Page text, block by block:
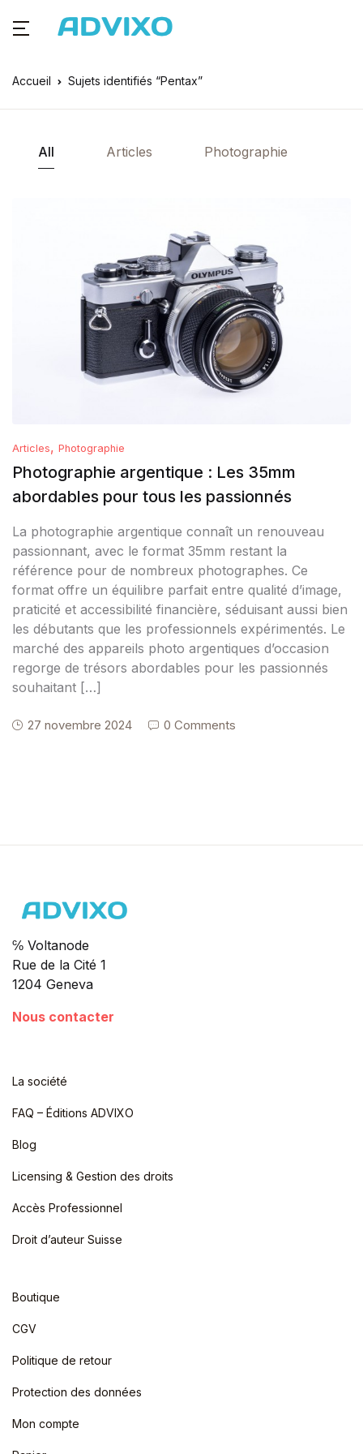
Accueil Sujets identifiés “Pentax”
All Articles Photographie
Articles, Photographie
Photographie argentique : Les 35mm
abordables pour tous les passionnés
La photographie argentique connaît un renouveau
passionnant, avec le format 35mm restant la
référence pour de nombreux photographes. Ce
format offre un équilibre parfait entre qualité d’image,
praticité et accessibilité financière, séduisant aussi bien
les débutants que les professionnels expérimentés. Le
marché des appareils photo argentiques d’occasion
regorge de trésors abordables pour les passionnés
souhaitant […]
27 novembre 2024 0 Comments
℅ Voltanode
Rue de la Cité 1
1204 Geneva
Nous contacter
La société
FAQ – Éditions ADVIXO
Blog
Licensing & Gestion des droits
Accès Professionnel
Droit d’auteur Suisse
Boutique
CGV
Politique de retour
Protection des données
Mon compte